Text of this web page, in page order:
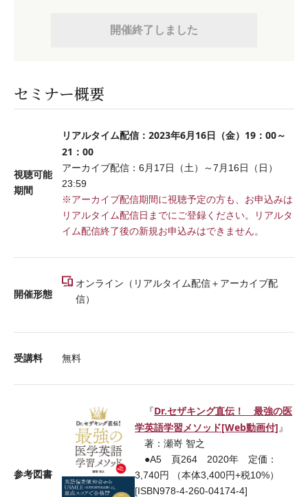
開催終了しました
セミナー概要
視聴可能
期間
リアルタイム配信：2023年6月16日（金）19：00～
21：00
アーカイブ配信：6月17日（土）～7月16日（日）
23:59
※アーカイブ配信期間に視聴予定の方も、お申込みは
リアルタイム配信日までにご登録ください。リアルタ
イム配信終了後の新規お申込みはできません。
開催形態
オンライン（リアルタイム配信＋アーカイブ配
信）
受講料 無料
参考図書
『Dr.セザキング直伝！ 最強の医
学英語学習メソッド[Web動画付] 』
著：瀬嵜 智之
●A5 頁264 2020年 定価：
3,740円 （本体3,400円+税10%）
[ISBN978-4-260-04174-4]